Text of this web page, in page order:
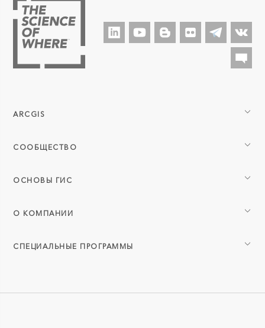
ARCGIS
СООБЩЕСТВО
ОСНОВЫ ГИС
О КОМПАНИИ
СПЕЦИАЛЬНЫЕ ПРОГРАММЫ